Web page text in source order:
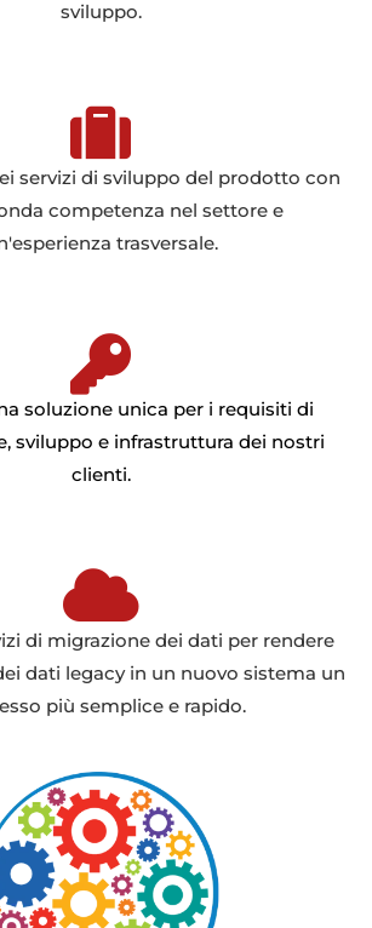
sviluppo.
servizi di sviluppo del prodotto con
competenza nel settore e
trasversale.
soluzione unica per i requisiti di
sviluppo e infrastruttura dei nostri
clienti.
di migrazione dei dati per rendere
dati legacy in un nuovo sistema un
più semplice e rapido.